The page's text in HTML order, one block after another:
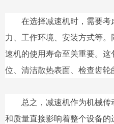
在选择减速机时，需要
力、工作环境、安装方式等
速机的使用寿命至关重要。
位、清洁散热表面、检查齿轮
总之，减速机作为机械
和质量直接影响着整个设备